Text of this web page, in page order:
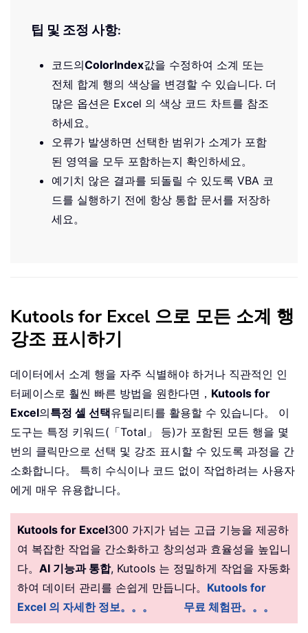
팁 및 조정 사항:
코드의ColorIndex값을 수정하여 소계 또는
전체 합계 행의 색상을 변경할 수 있습니다. 더
많은 옵션은 Excel 의 색상 코드 차트를 참조
하세요。
오류가 발생하면 선택한 범위가 소계가 포함
된 영역을 모두 포함하는지 확인하세요。
예기치 않은 결과를 되돌릴 수 있도록 VBA 코
드를 실행하기 전에 항상 통합 문서를 저장하
세요。
Kutools for Excel 으로 모든 소계 행
강조 표시하기
데이터에서 소계 행을 자주 식별해야 하거나 직관적인 인
터페이스로 훨씬 빠른 방법을 원한다면， Kutools for
Excel의특정 셀 선택유틸리티를 활용할 수 있습니다。 이
도구는 특정 키워드(「Total」 등)가 포함된 모든 행을 몇
번의 클릭만으로 선택 및 강조 표시할 수 있도록 과정을 간
소화합니다。 특히 수식이나 코드 없이 작업하려는 사용자
에게 매우 유용합니다。
Kutools for Excel300 가지가 넘는 고급 기능을 제공하
여 복잡한 작업을 간소화하고 창의성과 효율성을 높입니
다。 AI 기능과 통합, Kutools 는 정밀하게 작업을 자동화
하여 데이터 관리를 손쉽게 만듭니다。 Kutools for
Excel 의 자세한 정보。。。
무료 체험판。。。